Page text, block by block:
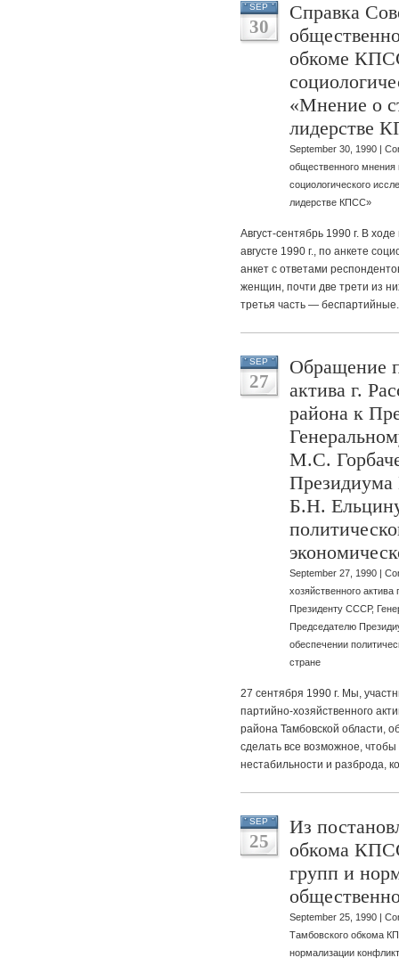
SEP
30
Справка
обкоме
«Мнение о
лидерстве
September 30, 1990 |
общественного
социологического
лидерстве КПСС»
Август-сентябрь 1990 г. В
августе 1990 г., по анкете
анкет с ответами
женщин, почти две трети из
третья часть —
SEP
27
Обращение
актива г.
района к
М.С.
Б.Н.
September 27, 1990 |
хозяйственного актива
Президенту СССР,
Председателю
обеспечении
стране
27 сентября 1990 г. Мы,
партийно-хозяйственного
района Тамбовской области,
сделать все возможное,
нестабильности и разброда,
SEP
25
Из
обкома
групп и
September 25, 1990 |
Тамбовского обкома
нормализации